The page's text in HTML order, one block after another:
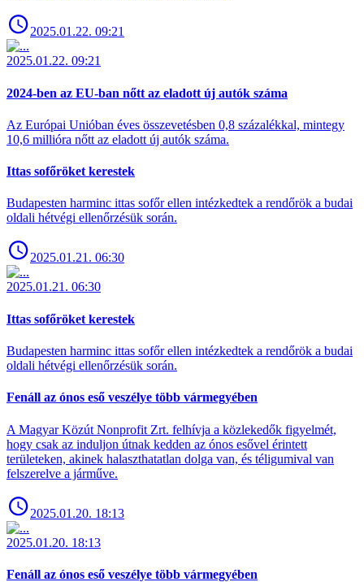
2025.01.22. 09:21
2025.01.22. 09:21
2024-ben az EU-ban nőtt az eladott új autók száma
Az Európai Unióban éves összevetésben 0,8 százalékkal, mintegy
10,6 millióra nőtt az eladott új autók száma.
Ittas sofőröket kerestek
Budapesten harminc ittas sofőr ellen intézkedtek a rendőrök a budai
oldali hétvégi ellenőrzésük során.
2025.01.21. 06:30
2025.01.21. 06:30
Ittas sofőröket kerestek
Budapesten harminc ittas sofőr ellen intézkedtek a rendőrök a budai
oldali hétvégi ellenőrzésük során.
Fenáll az ónos eső veszélye több vármegyében
A Magyar Közút Nonprofit Zrt. felhívja a közlekedők figyelmét,
hogy csak az induljon útnak kedden az ónos esővel érintett
területeken, akinek halaszthatatlan dolga van, és téligumival van
felszerelve a járműve.
2025.01.20. 18:13
2025.01.20. 18:13
Fenáll az ónos eső veszélye több vármegyében